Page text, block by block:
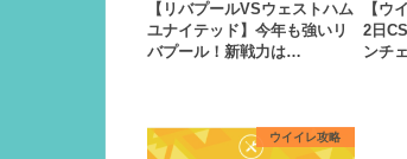
【リバプールVSウェストハム
ユナイテッド】今年も強いリ
バプール！新戦力は…
【ウ
2日
ンチ
ウイイレ攻略